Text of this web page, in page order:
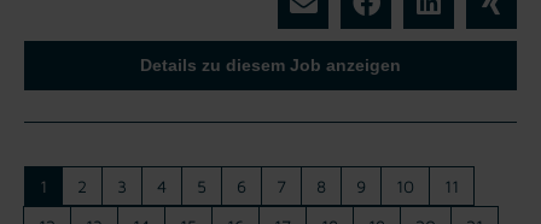
Details zu diesem Job anzeigen
1 2 3 4 5 6 7 8 9 10
11